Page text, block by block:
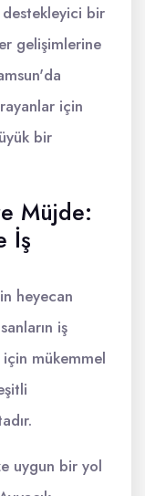
destekleyici bir
gelişimlerine
için
bir
Müjde:
İş
heyecan
iş
için mükemmel
uygun bir yol